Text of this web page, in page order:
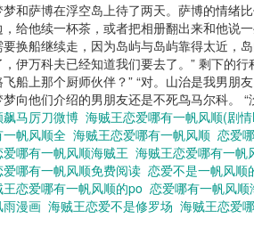
梦和萨博在浮空岛上待了两天。萨博的情绪
，给他续一杯茶，或者把相册翻出来和他说
要换船继续走，因为岛屿与岛屿靠得太近，
，伊万科夫已经知道我们要去了。” 剩下的
飞船上那个厨师伙伴？” “对。山治是我男朋
梦向他们介绍的男朋友还是不死鸟马尔科。 “
飙马厉刀微博 海贼王恋爱哪有一帆风顺(剧
一帆风顺全 海贼王恋爱哪有一帆风顺 恋爱
爱哪有一帆风顺海贼王 海贼王恋爱哪有一帆
爱哪有一帆风顺免费阅读 恋爱不是一帆风顺
王恋爱哪有一帆风顺的po 恋爱哪有一帆风
雨漫画 海贼王恋爱不是修罗场 海贼王恋爱